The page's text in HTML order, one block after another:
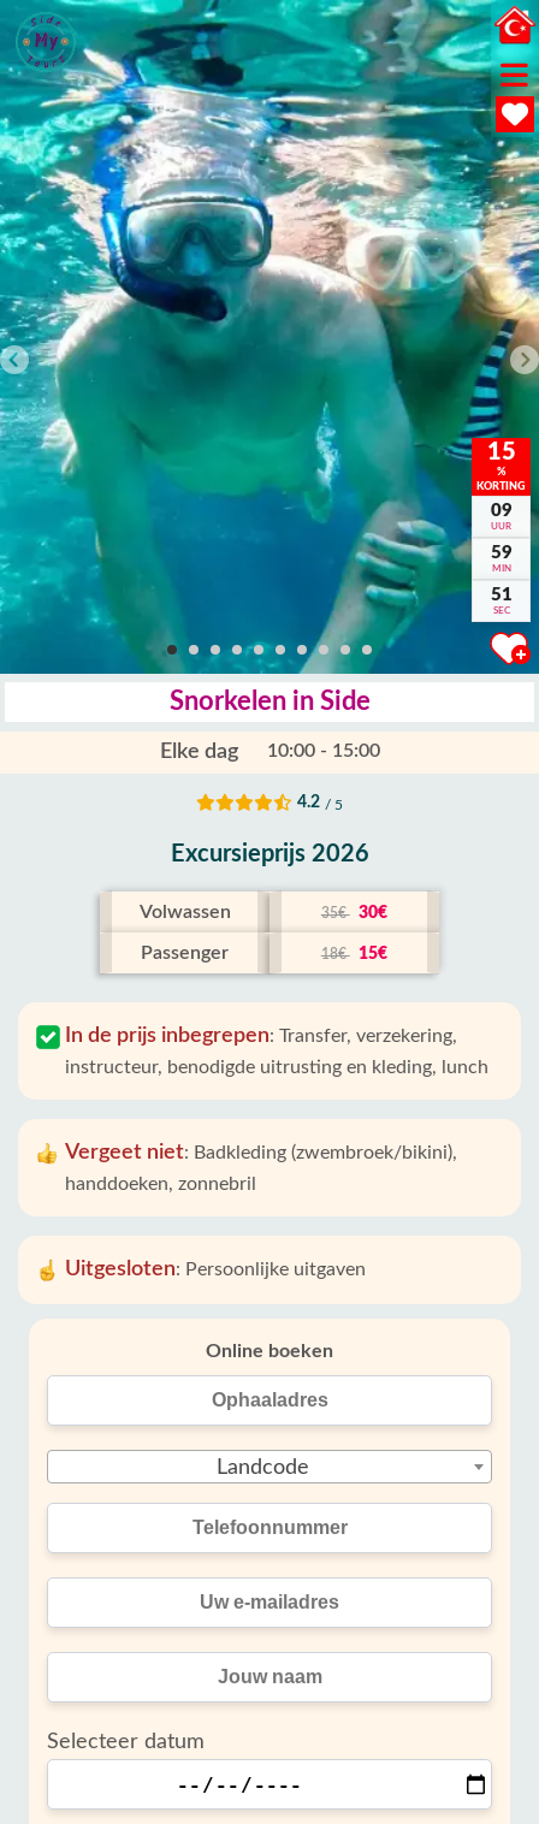
15
%
KORTING
09
UUR
59
MIN
50
SEC
Snorkelen in Side
Elke dag 10:00 - 15:00
4.2 / 5
Excursieprijs 2026
Volwassen 35€ 30€
Passenger 18€ 15€
In de prijs inbegrepen: Transfer, verzekering,
instructeur, benodigde uitrusting en kleding, lunch
Vergeet niet: Badkleding (zwembroek/bikini),
handdoeken, zonnebril
Uitgesloten: Persoonlijke uitgaven
Online boeken
Landcode
Selecteer datum